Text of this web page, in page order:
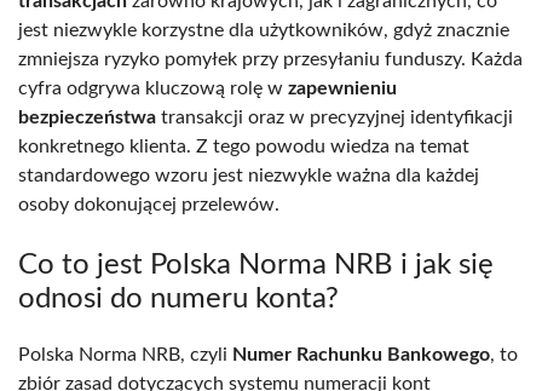
jest niezwykle korzystne dla użytkowników, gdyż znacznie
zmniejsza ryzyko pomyłek przy przesyłaniu funduszy. Każda
cyfra odgrywa kluczową rolę w zapewnieniu
bezpieczeństwa transakcji oraz w precyzyjnej identyfikacji
konkretnego klienta. Z tego powodu wiedza na temat
standardowego wzoru jest niezwykle ważna dla każdej
osoby dokonującej przelewów.
Co to jest Polska Norma NRB i jak się
odnosi do numeru konta?
Polska Norma NRB, czyli Numer Rachunku Bankowego, to
zbiór zasad dotyczących systemu numeracji kont